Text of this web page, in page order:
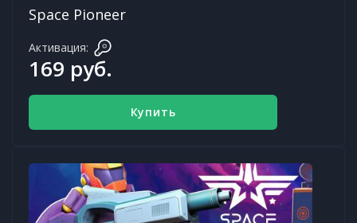
Space Pioneer
Активация:
169 руб.
Купить